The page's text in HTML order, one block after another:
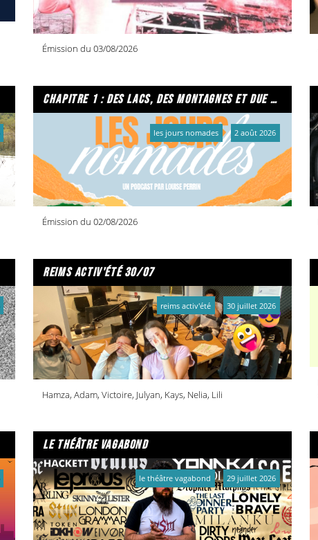
Émission du 03/08/2026
chapitre 1 : des lacs, des montagnes et due caffe per favore
Émission du 02/08/2026
les jours nomades 2 août 2026
reims activ'été 30/07
Hamza, Adam, Victoire, Julyan, Kays, Nelia, Lili
reims activ'été 30 juillet 2026
le théâtre vagabond
le théâtre vagabond 29 juillet 2026